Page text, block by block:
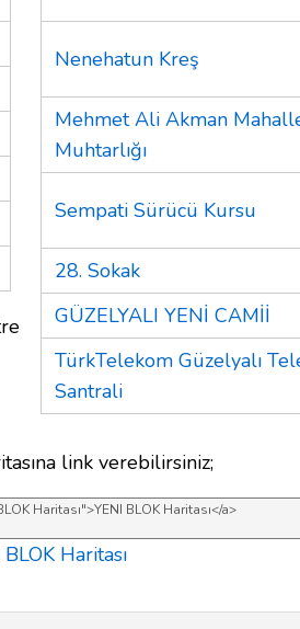
Nenehatun Kreş
Mehmet Ali Akman
Muhtarlığı
Sempati Sürücü Kursu
28. Sokak
GÜZELYALI YENİ CAMİİ
TürkTelekom Güzelyalı
Santrali
link verebilirsiniz;
Haritası